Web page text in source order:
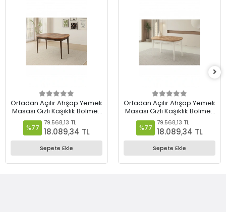
Ortadan Açılır Ahşap Yemek
Masası Gizli Kaşıklık Bölmeli
80cm x 140cm Barok Ceviz
%77
79.568,13 TL
18.089,34 TL
Sepete Ekle
Ortadan Açılır Ahşap Yemek
Masası Gizli Kaşıklık Bölmeli
80cm x 140cm Diş Budak-
Beyaz
%77
79.568,13 TL
18.089,34 TL
Sepete Ekle